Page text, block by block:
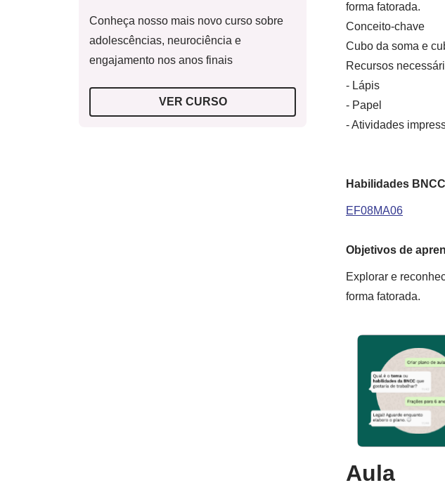
Conheça nosso mais novo curso sobre
adolescências, neurociência e
engajamento nos anos finais
VER CURSO
forma fatorada.
Conceito-chave
Cubo da soma e
Recursos
- Lápis
- Papel
- Atividades
Habilidades
EF08MA06
Objetivos de
Explorar e
forma fatorada.
Aula